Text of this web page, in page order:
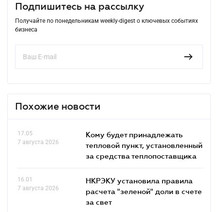
Подпишитесь на рассылку
Получайте по понедельникам weekly-digest о ключевых событиях
бизнеса
Похожие новости
17.05
7 августа 2026
Кому будет принадлежать
тепловой пункт, установленный
за средства теплопоставщика
16.01
7 августа 2026
НКРЭКУ установила правила
расчета "зеленой" доли в счете
за свет